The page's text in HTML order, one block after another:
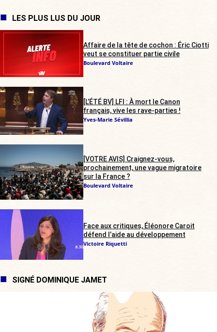
LES PLUS LUS DU JOUR
Affaire de la tête de cochon : Éric Ciotti
veut se constituer partie civile
Boulevard Voltaire
[L’ÉTÉ BV] LFI : À mort le Canon
français, vive les rave-parties !
Yves-Marie Sévillia
[VOTRE AVIS] Craignez-vous,
prochainement, une vague migratoire
sur la France ?
Boulevard Voltaire
Face aux critiques, Éléonore Caroit
défend l’aide au développement
Victoire Riquetti
SIGNÉ DOMINIQUE JAMET